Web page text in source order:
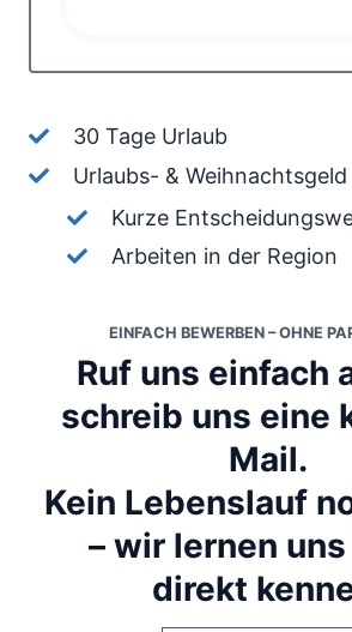
30 Tage Urlaub
Urlaubs- & Weihnachtsgeld
Kurze
Arbeiten in der Region
EINFACH BEWERBEN – OHNE
Ruf uns einfach
schreib uns eine
Mail.
Kein Lebenslauf
– wir lernen
direkt